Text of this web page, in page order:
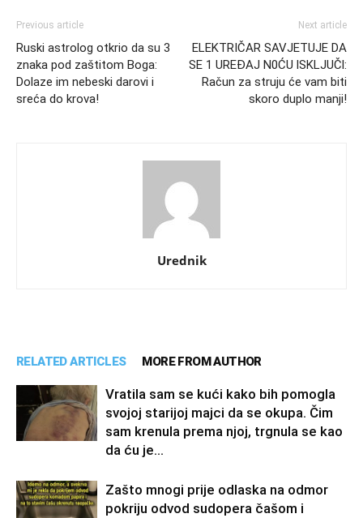
Previous article
Ruski astrolog otkrio da su 3
znaka pod zaštitom Boga:
Dolaze im nebeski darovi i
sreća do krova!
Next article
ELEKTRIČAR SAVJETUJE DA
SE 1 UREĐAJ N0ĆU lSKLJUČl:
Račun za struju će vam biti
skoro duplo manji!
Urednik
RELATED ARTICLES MORE FROM AUTHOR
Vratila sam se kući kako bih pomogla
svojoj starijoj majci da se okupa. Čim
sam krenula prema njoj, trgnula se kao
da ću je...
Zašto mnogi prije odlaska na odmor
pokriju odvod sudopera čašom i